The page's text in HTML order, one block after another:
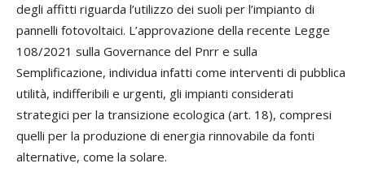
degli affitti riguarda l’utilizzo dei suoli per l’impianto di
pannelli fotovoltaici. L’approvazione della recente Legge
108/2021 sulla Governance del Pnrr e sulla
Semplificazione, individua infatti come interventi di pubblica
utilità, indifferibili e urgenti, gli impianti considerati
strategici per la transizione ecologica (art. 18), compresi
quelli per la produzione di energia rinnovabile da fonti
alternative, come la solare.